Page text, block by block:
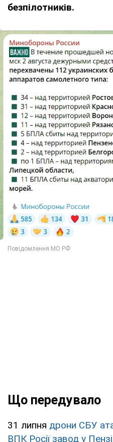
безпілотників.
Що передувало
31 липня дрони СБУ
ВПК Росії завод у